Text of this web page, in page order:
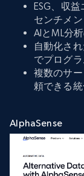
ESG、収
センチメン
AIとML分
自動化さ
でプログラ
複数のサ
頼できる統
AlphaSense